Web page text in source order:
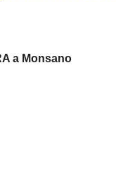
a Monsano